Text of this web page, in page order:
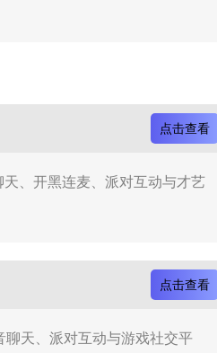
点击查看
、开黑连麦、派对互动与才艺
点击查看
天、派对互动与游戏社交平